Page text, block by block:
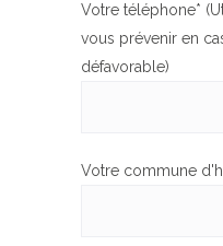
Votre téléphone*
vous prévenir en
défavorable)
Votre commune